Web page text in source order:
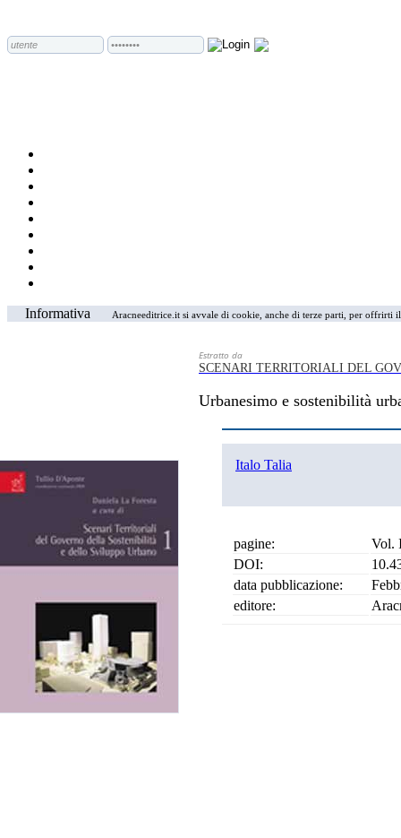
Informativa Aracneeditrice.it si avvale di cookie, anche di terze parti, per
Estratto da
SCENARI TERRITORIALI DEL
Urbanesimo e sostenibilità
Italo Talia
pagine:
Vol.
DOI:
data pubblicazione:
editore: